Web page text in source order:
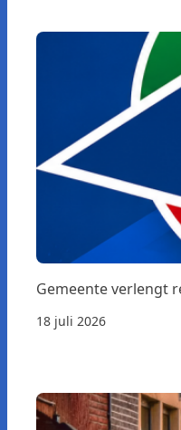
Gemeente verlengt
18 juli 2026